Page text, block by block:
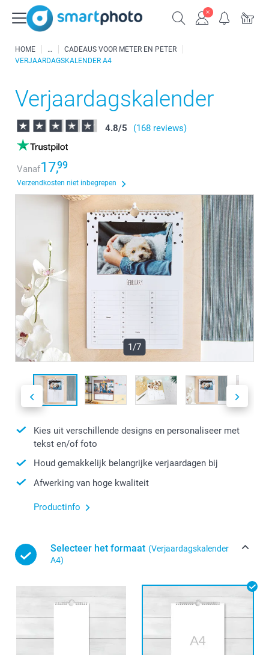
HOME
CADEAUS VOOR METER EN PETER
VERJAARDAGSKALENDER A4
Verjaardagskalender
4.8/5 (168 reviews)
Vanaf17,99
Verzendkosten niet inbegrepen
1/7
Kies uit verschillende designs en personaliseer met
tekst en/of foto
Houd gemakkelijk belangrijke verjaardagen bij
Afwerking van hoge kwaliteit
Productinfo
Selecteer het formaat (Verjaardagskalender
A4)